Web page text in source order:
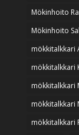
Mökinhoito
Mökinhoito
mökkitalkkari
mökkitalkkari
mökkitalkkari
mökkitalkkari
mökkitalkkari